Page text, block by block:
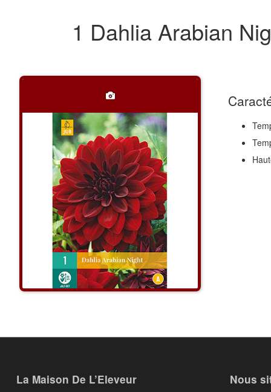
1 Dahlia Arabian
La Maison De L’Eleveur Nous